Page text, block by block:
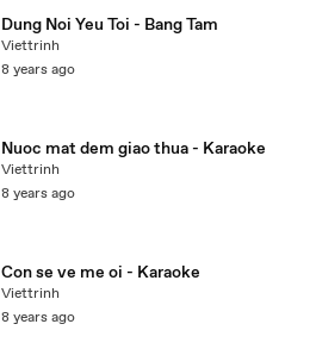
Dung Noi Yeu Toi - Bang Tam
Viettrinh
8 years ago
Nuoc mat dem giao thua - Karaoke
Viettrinh
8 years ago
Con se ve me oi - Karaoke
Viettrinh
8 years ago